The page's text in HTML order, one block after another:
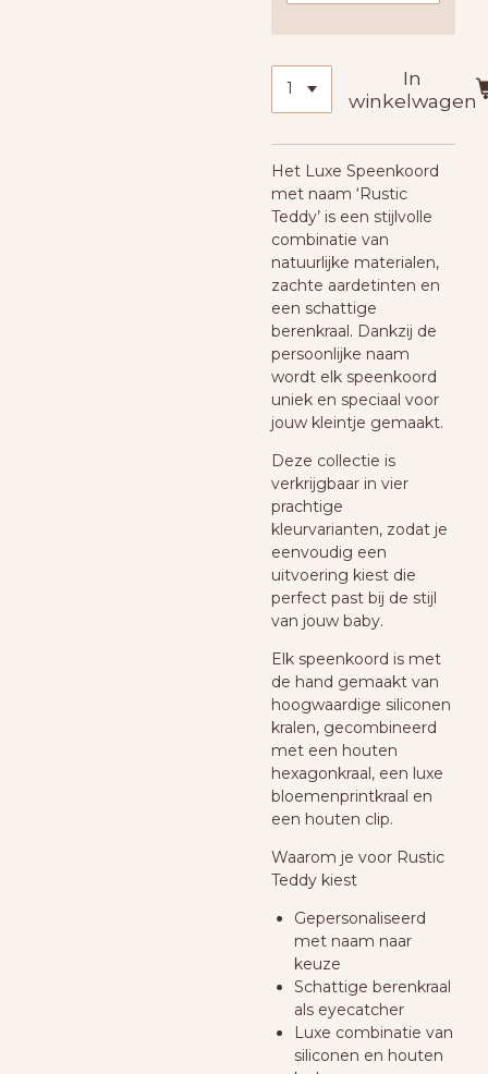
In
winkelwagen
Het Luxe Speenkoord
met naam ‘Rustic
Teddy’ is een stijlvolle
combinatie van
natuurlijke materialen,
zachte aardetinten en
een schattige
berenkraal. Dankzij de
persoonlijke naam
wordt elk speenkoord
uniek en speciaal voor
jouw kleintje gemaakt.
Deze collectie is
verkrijgbaar in vier
prachtige
kleurvarianten, zodat je
eenvoudig een
uitvoering kiest die
perfect past bij de stijl
van jouw baby.
Elk speenkoord is met
de hand gemaakt van
hoogwaardige siliconen
kralen, gecombineerd
met een houten
hexagonkraal, een luxe
bloemenprintkraal en
een houten clip.
Waarom je voor Rustic
Teddy kiest
Gepersonaliseerd
met naam naar
keuze
Schattige berenkraal
als eyecatcher
Luxe combinatie van
siliconen en houten